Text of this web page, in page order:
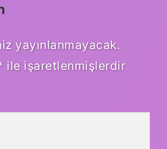
yayınlanmayacak.
ile işaretlenmişlerdir